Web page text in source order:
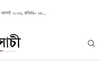
২০২৬, রবিবার– ১৬...